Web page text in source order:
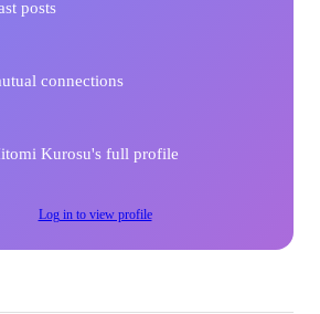
posts
connections
Kurosu's full profile
Log in to view profile